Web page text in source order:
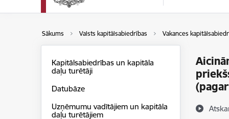
Sākums Valsts kapitālsabiedrības Vakances
Kapitālsabiedrības un kapitāla
daļu turētāji
Datubāze
Uzņēmumu vadītājiem un kapitāla
daļu turētājiem